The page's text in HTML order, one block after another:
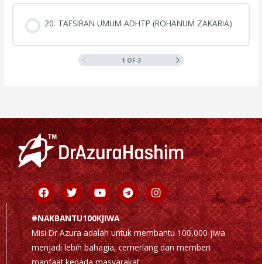
20. TAFSIRAN UMUM ADHTP (ROHANUM ZAKARIA)
1 OF 3
Facebook
TwitterYoutubeTelegramInstagram
#NAKBANTU100KJIWA
Misi Dr Azura adalah untuk membantu 100,000 jiwa
menjadi lebih bahagia, cemerlang dan memberi